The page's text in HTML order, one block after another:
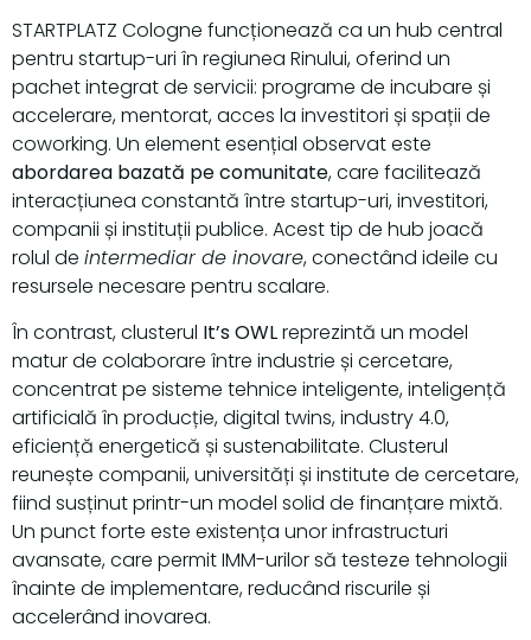
STARTPLATZ Cologne funcționează ca un hub central
pentru startup-uri în regiunea Rinului, oferind un
pachet integrat de servicii: programe de incubare și
accelerare, mentorat, acces la investitori și spații de
coworking. Un element esențial observat este
abordarea bazată pe comunitate, care facilitează
interacțiunea constantă între startup-uri, investitori,
companii și instituții publice. Acest tip de hub joacă
rolul de intermediar de inovare, conectând ideile cu
resursele necesare pentru scalare.
În contrast, clusterul It’s OWLreprezintă un model
matur de colaborare între industrie și cercetare,
concentrat pe sisteme tehnice inteligente, inteligență
artificială în producție, digital twins, industry 4.0,
eficiență energetică și sustenabilitate. Clusterul
reunește companii, universități și institute de cercetare,
fiind susținut printr-un model solid de finanțare mixtă.
Un punct forte este existența unor infrastructuri
avansate, care permit IMM-urilor să testeze tehnologii
înainte de implementare, reducând riscurile și
accelerând inovarea.